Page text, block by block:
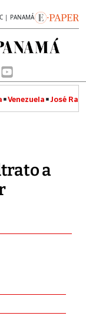
| PANAMÁ
Venezuela José
a